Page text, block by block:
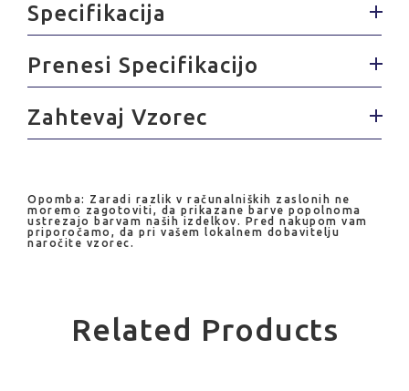
Specifikacija
Prenesi Specifikacijo
Zahtevaj Vzorec
Opomba: Zaradi razlik v računalniških zaslonih ne
moremo zagotoviti, da prikazane barve popolnoma
ustrezajo barvam naših izdelkov. Pred nakupom vam
priporočamo, da pri vašem lokalnem dobavitelju
naročite vzorec.
Related Products